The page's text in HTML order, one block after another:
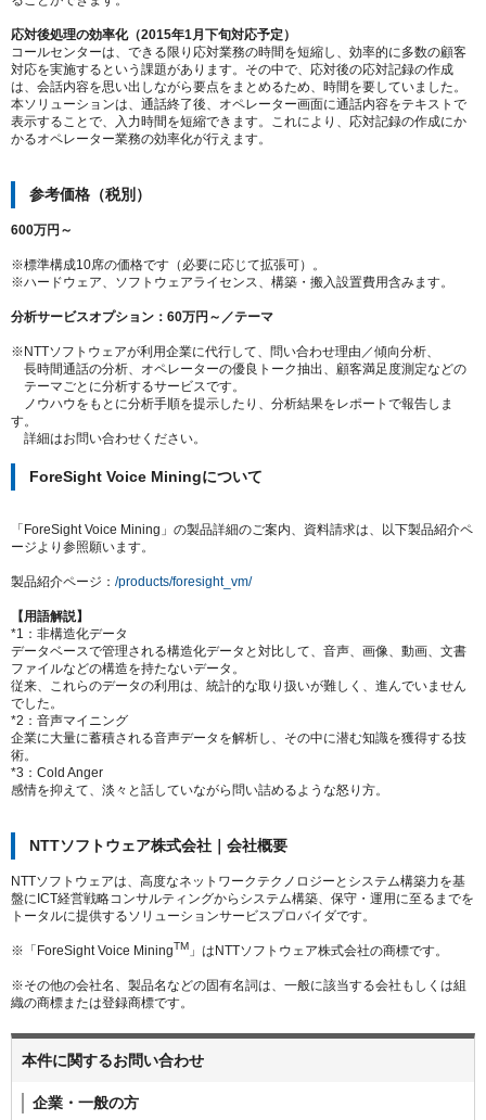
応対後処理の効率化（2015年1月下旬対応予定）
コールセンターは、できる限り応対業務の時間を短縮し、効率的に多数の顧客
対応を実施するという課題があります。その中で、応対後の応対記録の作成
は、会話内容を思い出しながら要点をまとめるため、時間を要していました。
本ソリューションは、通話終了後、オペレーター画面に通話内容をテキストで
表示することで、入力時間を短縮できます。これにより、応対記録の作成にか
かるオペレーター業務の効率化が行えます。
参考価格（税別）
600万円～
※標準構成10席の価格です（必要に応じて拡張可）。
※ハードウェア、ソフトウェアライセンス、構築・搬入設置費用含みます。
分析サービスオプション：60万円～／テーマ
※NTTソフトウェアが利用企業に代行して、問い合わせ理由／傾向分析、
長時間通話の分析、オペレーターの優良トーク抽出、顧客満足度測定などの
テーマごとに分析するサービスです。
ノウハウをもとに分析手順を提示したり、分析結果をレポートで報告しま
す。
詳細はお問い合わせください。
ForeSight Voice Miningについて
「ForeSight Voice Mining」の製品詳細のご案内、資料請求は、以下製品紹介ペ
ージより参照願います。
製品紹介ページ： /products/foresight_vm/
【用語解説】
*1：非構造化データ
データベースで管理される構造化データと対比して、音声、画像、動画、文書
ファイルなどの構造を持たないデータ。
従来、これらのデータの利用は、統計的な取り扱いが難しく、進んでいません
でした。
*2：音声マイニング
企業に大量に蓄積される音声データを解析し、その中に潜む知識を獲得する技
術。
*3：Cold Anger
感情を抑えて、淡々と話していながら問い詰めるような怒り方。
NTTソフトウェア株式会社｜会社概要
NTTソフトウェアは、高度なネットワークテクノロジーとシステム構築力を基
盤にICT経営戦略コンサルティングからシステム構築、保守・運用に至るまでを
トータルに提供するソリューションサービスプロバイダです。
※「ForeSight Voice MiningTM 」はNTTソフトウェア株式会社の商標です。
※その他の会社名、製品名などの固有名詞は、一般に該当する会社もしくは組
織の商標または登録商標です。
本件に関するお問い合わせ
企業・一般の方